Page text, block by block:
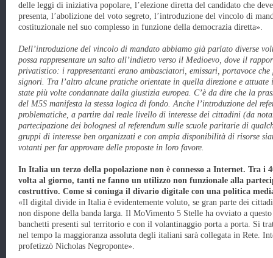
delle leggi di iniziativa popolare, l’elezione diretta del candidato che
presenta, l’abolizione del voto segreto, l’introduzione del vincolo di
costituzionale nel suo complesso in funzione della democrazia diretta».
Dell’introduzione del vincolo di mandato abbiamo già parlato diverse
possa rappresentare un salto all’indietro verso il Medioevo, dove il
privatistico: i rappresentanti erano ambasciatori, emissari, portavoce
signori. Tra l’altro alcune pratiche orientate in quella direzione e attuate
state più volte condannate dalla giustizia europea. C’è da dire che la
del M5S manifesta la stessa logica di fondo. Anche l’introduzione del
problematiche, a partire dal reale livello di interesse dei cittadini (da
partecipazione dei bolognesi al referendum sulle scuole paritarie di
gruppi di interesse ben organizzati e con ampia disponibilità di risorse
votanti per far approvare delle proposte in loro favore.
In Italia un terzo della popolazione non è connesso a Internet. Tra i
volta al giorno, tanti ne fanno un utilizzo non funzionale alla
costruttivo. Come si coniuga il divario digitale con una politica
«Il digital divide in Italia è evidentemente voluto, se gran parte dei
non dispone della banda larga. Il MoVimento 5 Stelle ha ovviato a
banchetti presenti sul territorio e con il volantinaggio porta a porta. Si
nel tempo la maggioranza assoluta degli italiani sarà collegata in Rete.
profetizzò Nicholas Negroponte».